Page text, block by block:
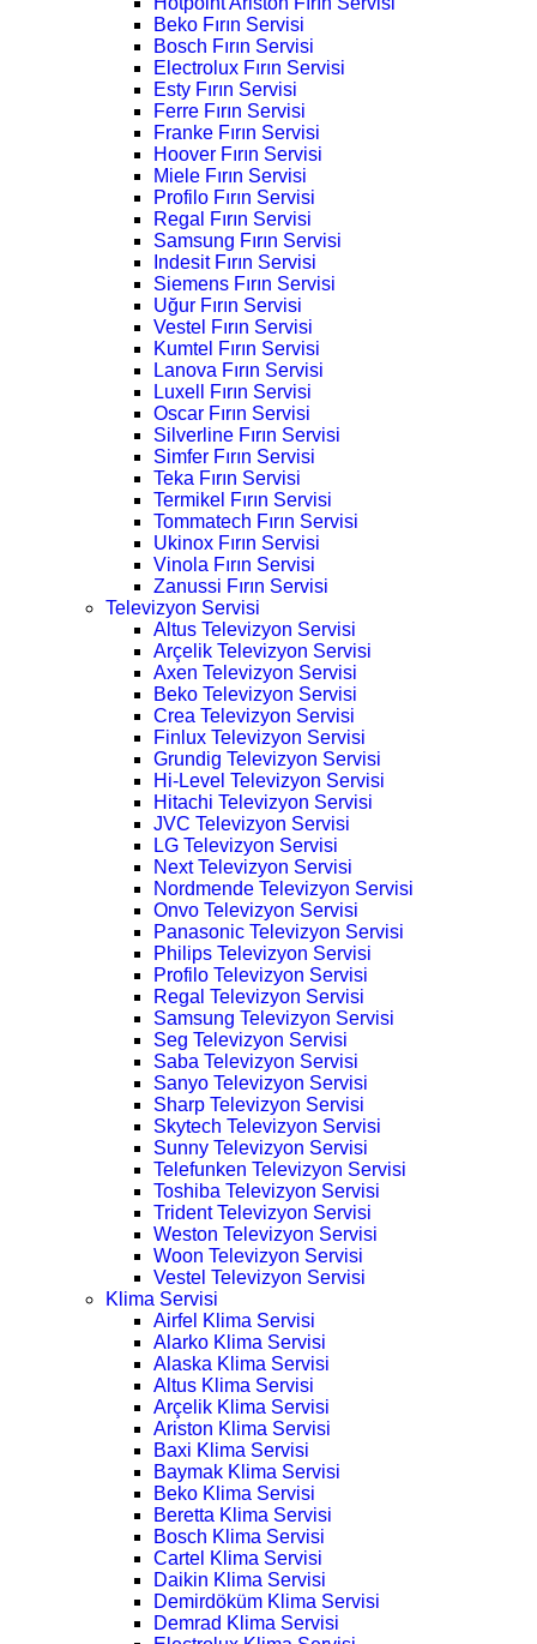
Beko Fırın Servisi
Bosch Fırın Servisi
Electrolux Fırın Servisi
Esty Fırın Servisi
Ferre Fırın Servisi
Franke Fırın Servisi
Hoover Fırın Servisi
Miele Fırın Servisi
Profilo Fırın Servisi
Regal Fırın Servisi
Samsung Fırın Servisi
Indesit Fırın Servisi
Siemens Fırın Servisi
Uğur Fırın Servisi
Vestel Fırın Servisi
Kumtel Fırın Servisi
Lanova Fırın Servisi
Luxell Fırın Servisi
Oscar Fırın Servisi
Silverline Fırın Servisi
Simfer Fırın Servisi
Teka Fırın Servisi
Termikel Fırın Servisi
Tommatech Fırın Servisi
Ukinox Fırın Servisi
Vinola Fırın Servisi
Zanussi Fırın Servisi
Televizyon Servisi
Altus Televizyon Servisi
Arçelik Televizyon Servisi
Axen Televizyon Servisi
Beko Televizyon Servisi
Crea Televizyon Servisi
Finlux Televizyon Servisi
Grundig Televizyon Servisi
Hi-Level Televizyon Servisi
Hitachi Televizyon Servisi
JVC Televizyon Servisi
LG Televizyon Servisi
Next Televizyon Servisi
Nordmende Televizyon Servisi
Onvo Televizyon Servisi
Panasonic Televizyon Servisi
Philips Televizyon Servisi
Profilo Televizyon Servisi
Regal Televizyon Servisi
Samsung Televizyon Servisi
Seg Televizyon Servisi
Saba Televizyon Servisi
Sanyo Televizyon Servisi
Sharp Televizyon Servisi
Skytech Televizyon Servisi
Sunny Televizyon Servisi
Telefunken Televizyon Servisi
Toshiba Televizyon Servisi
Trident Televizyon Servisi
Weston Televizyon Servisi
Woon Televizyon Servisi
Vestel Televizyon Servisi
Klima Servisi
Airfel Klima Servisi
Alarko Klima Servisi
Alaska Klima Servisi
Altus Klima Servisi
Arçelik Klima Servisi
Ariston Klima Servisi
Baxi Klima Servisi
Baymak Klima Servisi
Beko Klima Servisi
Beretta Klima Servisi
Bosch Klima Servisi
Cartel Klima Servisi
Daikin Klima Servisi
Demirdöküm Klima Servisi
Demrad Klima Servisi